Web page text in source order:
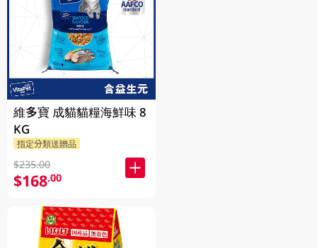
維多寶 成貓貓糧海鮮味 8
KG
指定分類送贈品
$235.00
$168.00